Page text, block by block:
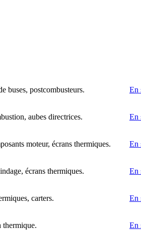
buses, postcombusteurs. En
aubes directrices. En
moteur, écrans thermiques. En
écrans thermiques. En
carters. En
thermique. En